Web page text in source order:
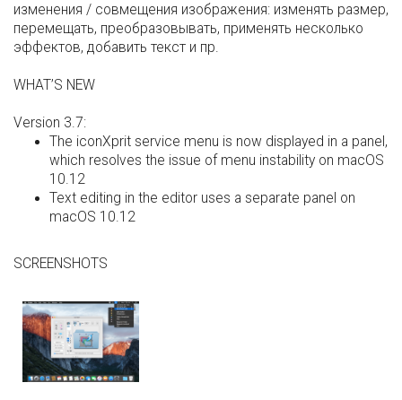
изменения / совмещения изображения: изменять размер,
перемещать, преобразовывать, применять несколько
эффектов, добавить текст и пр.
WHAT’S NEW
Version 3.7:
The iconXprit service menu is now displayed in a panel,
which resolves the issue of menu instability on macOS
10.12
Text editing in the editor uses a separate panel on
macOS 10.12
SCREENSHOTS